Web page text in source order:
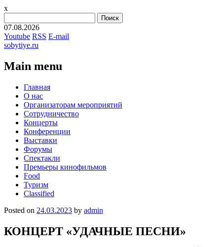
x
07.08.2026
Youtube RSS E-mail
sobytiye.ru
Main menu
Skip
content
Главная
О нас
Организаторам мероприятий
Сотрудничество
Концерты
Конференции
Выставки
Форумы
Спектакли
Премьеры кинофильмов
Food
Туризм
Сlassified
Posted on 24.03.2023 by admin
КОНЦЕРТ «УДАЧНЫЕ ПЕСНИ»